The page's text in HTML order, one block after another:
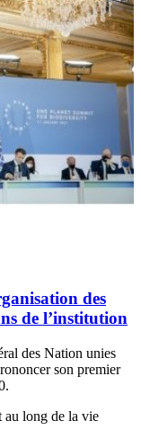
des
de l’institution
des Nation unies
son premier
au long de la vie